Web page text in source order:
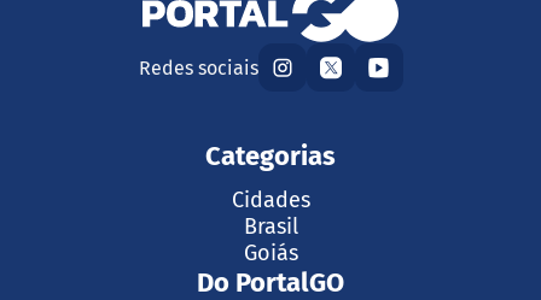
Redes sociais
Categorias
Cidades
Brasil
Goiás
Do PortalGO